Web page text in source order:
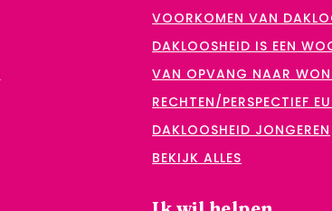
VOORKOMEN VAN
DAKLOOSHEID IS EEN
VAN OPVANG NAAR
RECHTEN/PERSPECTIEF
DAKLOOSHEID JONGEREN
BEKIJK ALLES